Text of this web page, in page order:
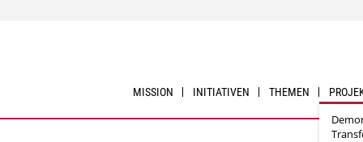
MISSION INITIATIVEN THEMEN